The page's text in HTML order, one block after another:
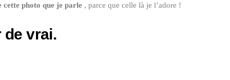
cette photo que je parle, parce que celle là je l’adore !
de vrai.